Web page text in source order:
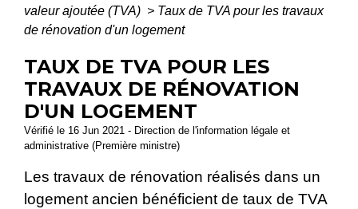
valeur ajoutée (TVA) > Taux de TVA pour les travaux
de rénovation d'un logement
TAUX DE TVA POUR LES
TRAVAUX DE RÉNOVATION
D'UN LOGEMENT
Vérifié le 16 Jun 2021 - Direction de l'information légale et
administrative (Première ministre)
Les travaux de rénovation réalisés dans un
logement ancien bénéficient de taux de TVA